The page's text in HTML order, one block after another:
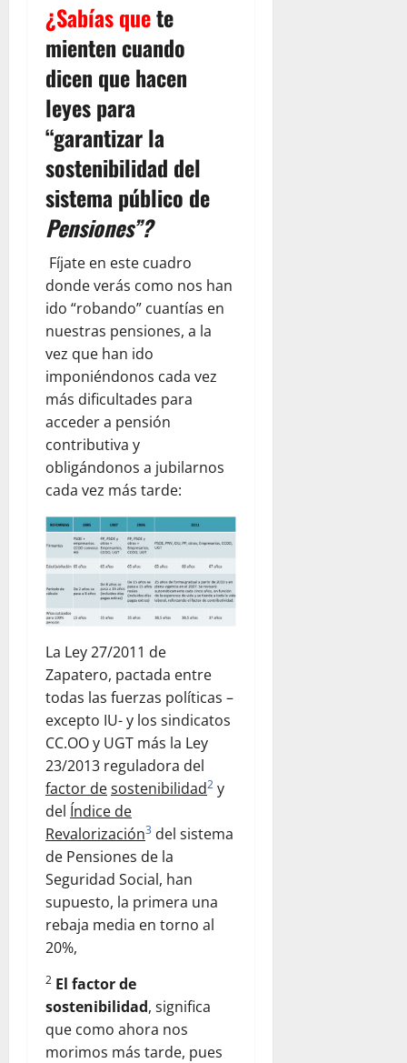
¿Sabías quete
mienten cuando
dicen que hacen
leyes para
“garantizar la
sostenibilidad del
sistema público de
Pensiones”?
Fíjate en este cuadro
donde verás como nos han
ido “robando” cuantías en
nuestras pensiones, a la
vez que han ido
imponiéndonos cada vez
más dificultades para
acceder a pensión
contributiva y
obligándonos a jubilarnos
cada vez más tarde:
La Ley 27/2011 de
Zapatero, pactada entre
todas las fuerzas políticas –
excepto IU- y los sindicatos
CC.OO y UGT más la Ley
23/2013 reguladora del
factor desostenibilidad2 y
del Índice de
Revalorización3 del sistema
de Pensiones de la
Seguridad Social, han
supuesto, la primera una
rebaja media en torno al
20%,
2 El factor de
sostenibilidad, significa
que como ahora nos
morimos más tarde, pues